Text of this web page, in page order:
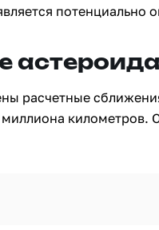
потенциально
расчетные
миллиона километров.